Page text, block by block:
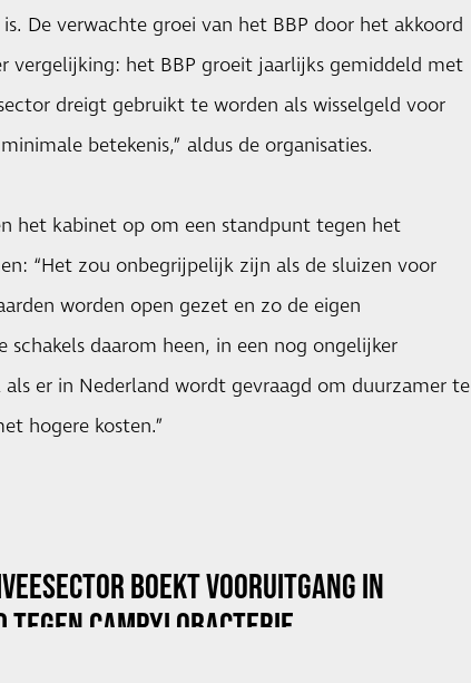
De verwachte groei van het BBP door het akkoord
vergelijking: het BBP groeit jaarlijks gemiddeld met
dreigt gebruikt te worden als wisselgeld voor
betekenis,” aldus de organisaties.
het kabinet op om een standpunt tegen het
“Het zou onbegrijpelijk zijn als de sluizen voor
worden open gezet en zo de eigen
schakels daarom heen, in een nog ongelijker
er in Nederland wordt gevraagd om duurzamer te
hogere kosten.”
BOEKT VOORUITGANG IN
TEGEN CAMPYLOBACTERIE